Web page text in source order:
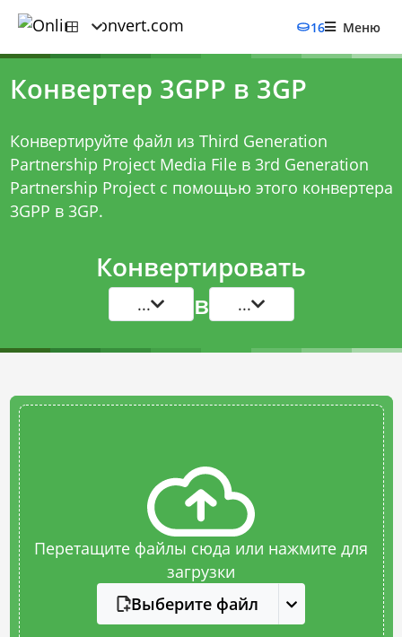
16 Меню
Конвертер 3GPP в 3GP
Конвертируйте файл из Third Generation
Partnership Project Media File в 3rd Generation
Partnership Project с помощью этого конвертера
3GPP в 3GP.
Конвертировать
... в ...
Перетащите файлы сюда или нажмите для
загрузки
Выберите файл